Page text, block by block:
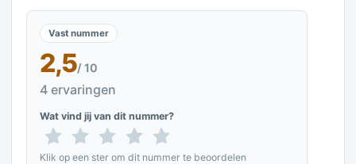
Vast nummer
2,5/ 10
4 ervaringen
Wat vind jij van dit nummer?
Klik op een ster om dit nummer te beoordelen